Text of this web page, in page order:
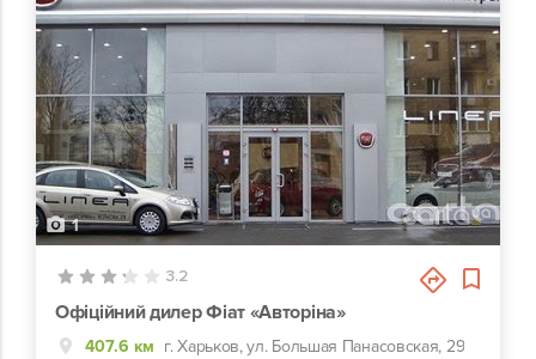
1
3.2
Офіційний дилер Фіат «Авторіна»
407.6 км г. Харьков, ул. Большая Панасовская, 29